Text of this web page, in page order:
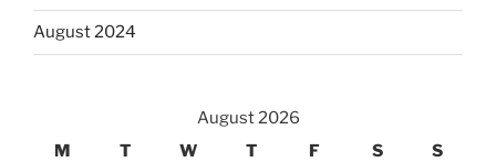
August 2024
August 2026
M
T W T F S S